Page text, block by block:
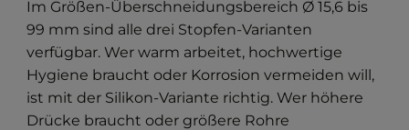
Im Größen-Überschneidungsbereich Ø 15,6 bis
99 mm sind alle drei Stopfen-Varianten
verfügbar. Wer warm arbeitet, hochwertige
Hygiene braucht oder Korrosion vermeiden will,
ist mit der Silikon-Variante richtig. Wer höhere
Drücke braucht oder größere Rohre